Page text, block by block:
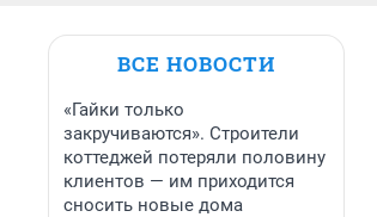
ВСЕ НОВОСТИ
«Гайки только
закручиваются». Строители
коттеджей потеряли половину
клиентов — им приходится
сносить новые дома